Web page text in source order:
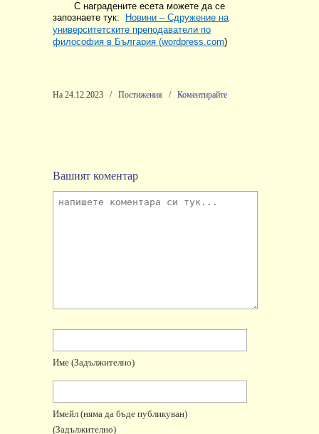
С наградените есета можете да се
запознаете тук:
Новини – Сдружение на
университетските преподаватели по
философия в България (wordpress.com)
На 24.12.2023 / Постижения / Коментирайте
Вашият коментар
Име (задължително)
Имейл (няма да бъде публикуван)
(задължително)